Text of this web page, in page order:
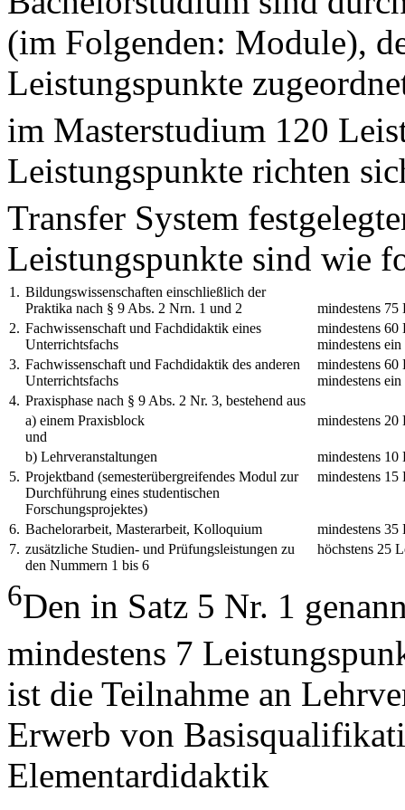
(im Folgenden: Module),
Leistungspunkte
im Masterstudium 120
Leistungspunkte richten
Transfer System
Leistungspunkte sind wie
1. Bildungswissenschaften einschließlich der
Praktika nach § 9 Abs. 2 Nrn. 1 und 2
mindestens 75
2. Fachwissenschaft und Fachdidaktik eines
Unterrichtsfachs
mindestens 60
mindestens
3. Fachwissenschaft und Fachdidaktik des anderen
Unterrichtsfachs
mindestens 60
mindestens
4. Praxisphase nach § 9 Abs. 2 Nr. 3, bestehend aus
a) einem Praxisblock
und
mindestens 20
b) Lehrveranstaltungen
mindestens 10
5. Projektband (semesterübergreifendes Modul zur
Durchführung eines studentischen
Forschungsprojektes)
mindestens 15
6. Bachelorarbeit, Masterarbeit, Kolloquium
mindestens 35
7. zusätzliche Studien- und Prüfungsleistungen zu
den Nummern 1 bis 6
höchstens 25
6Den in Satz 5 Nr. 1
mindestens 7
ist die Teilnahme an
Erwerb von
Elementardidaktik